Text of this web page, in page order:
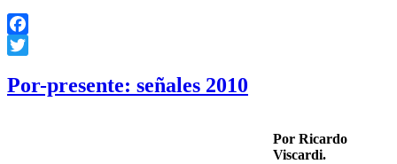
Facebook
Por-presente: señales 2010
Por Ricardo
Viscardi.